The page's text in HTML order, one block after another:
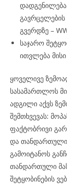
დადგენილება
გავრცელების
გვერდზე –
საჯარო
ითვლება
ყოველივე
სასამართლოს
ადგილი აქვს
შემთხვევას:
ფაქტობრივი
და თანდართული
გამოიტანოს
თანდართული
შეტყობინების